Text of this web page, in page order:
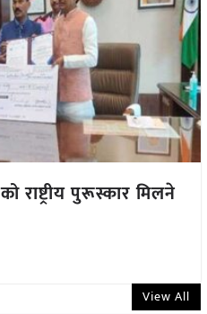
राष्ट्रीय पुरूस्कार मिलने
View All